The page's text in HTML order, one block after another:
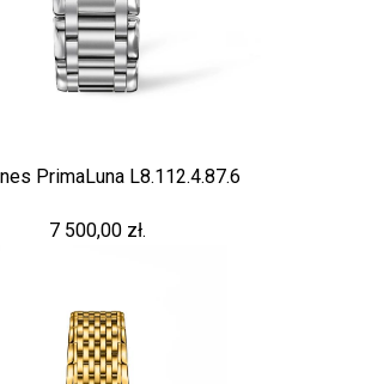
PrimaLuna L8.112.4.87.6
7 500,00 zł.